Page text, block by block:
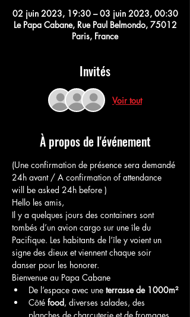
02 juin 2023, 19:30 – 03 juin 2023, 00:30
Le Papa Cabane, Rue Paul Belmondo, 75012
Paris, France
Invités
Voir tout
À propos de l'événement
(Une confirmation de présence sera demandé
24h avant / A confirmation of attendance
will be asked 24h before )
Hello les amis,
Il y a quelques jours des containers sont
tombés d’un avion cargo sur une île du
Pacifique. Les habitants de l’île y voient un
signe des dieux et viennent chaque soir
danser pour les honorer.
Bienvenue au Papa Cabane
De l’espace avec une terrasse de 1000m²
Côté food, diverses salades, des